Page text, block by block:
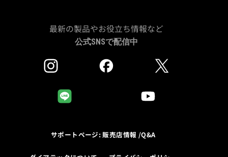
最新の製品やお役立ち情報など
公式SNSで配信中
サポートページ: 販売店情報 /Q&A